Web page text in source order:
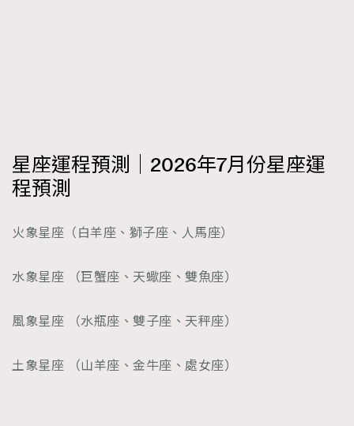
星座運程預測｜2026年7月份星座運
程預測
火象星座（白羊座、獅子座、人馬座）
水象星座 （巨蟹座、天蠍座、雙魚座）
風象星座 （水瓶座、雙子座、天秤座）
土象星座 （山羊座、金牛座、處女座）